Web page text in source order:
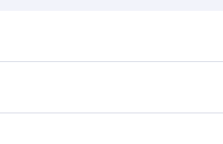
les horaires et la
Doha, avec des